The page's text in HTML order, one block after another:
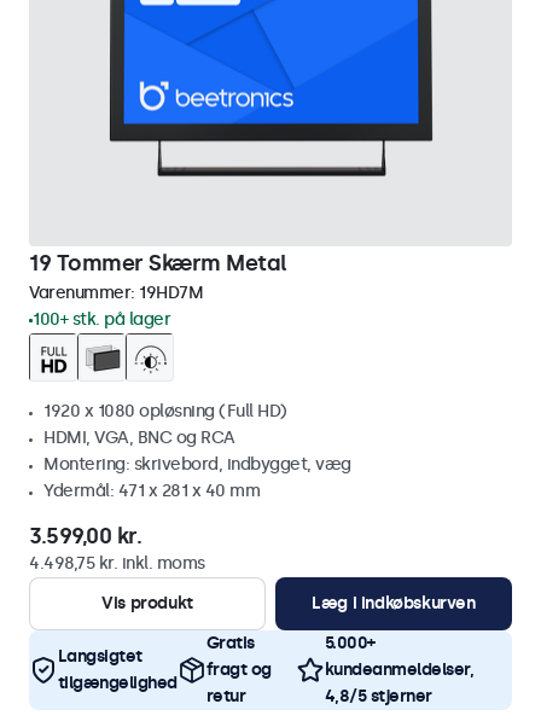
19 Tommer Skærm Metal
Varenummer: 19HD7M
100+ stk. på lager
1920 x 1080 opløsning (Full HD)
HDMI, VGA, BNC og RCA
Montering: skrivebord, indbygget, væg
Ydermål: 471 x 281 x 40 mm
3.599,00 kr.
4.498,75 kr. inkl. moms
Vis produkt
Læg i indkøbskurven
Langsigtet
tilgængelighed
Gratis
fragt og
retur
5.000+
kundeanmeldelser,
4,8/5 stjerner